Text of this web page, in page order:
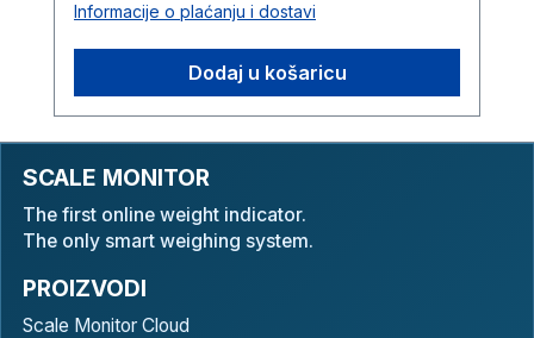
Informacije o plaćanju i dostavi
Dodaj u košaricu
SCALE MONITOR
The first online weight indicator.
The only smart weighing system.
PROIZVODI
Scale Monitor Cloud